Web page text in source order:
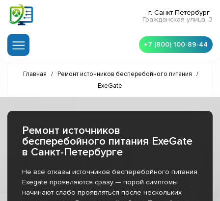
г. Санкт-Петербург
Гражданская улица, 3
+7 (800) 100-89-44
Главная / Ремонт источников бесперебойного питания
/
ExeGate
Ремонт источников
бесперебойного питания ExeGate
в Санкт-Петербурге
Не все отказы источников бесперебойного питания
Exegate проявляются сразу — порой симптомы
начинают слабо проявляться после нескольких